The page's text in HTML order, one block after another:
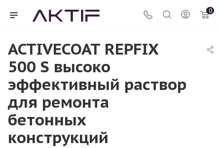
0
ACTIVECOAT REPFIX
500 S высоко
эффективный раствор
для ремонта
бетонных
конструкций